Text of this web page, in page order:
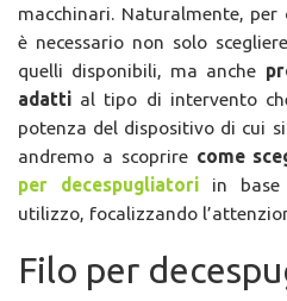
macchinari. Naturalmente,
è necessario non solo
quelli disponibili, ma anche
adatti al tipo di intervento
potenza del dispositivo di cui
andremo a scoprire come
per decespugliatori in base
utilizzo, focalizzando
Filo per